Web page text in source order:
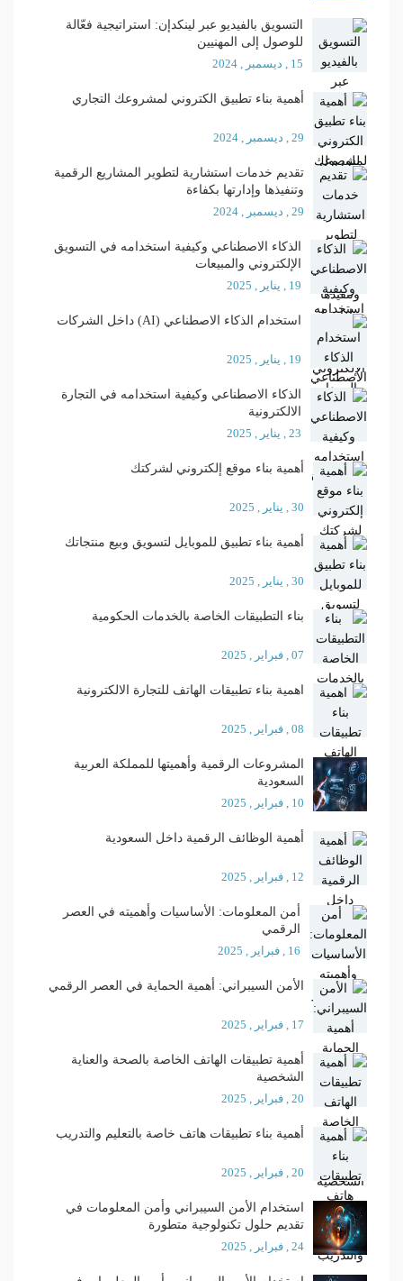
التسويق بالفيديو عبر لينكدإن: استراتيجية فعّالة
للوصول إلى المهنيين
15 , ديسمبر , 2024
أهمية بناء تطبيق الكتروني لمشروعك التجاري
29 , ديسمبر , 2024
تقديم خدمات استشارية لتطوير المشاريع الرقمية
وتنفيذها وإدارتها بكفاءة
29 , ديسمبر , 2024
الذكاء الاصطناعي وكيفية استخدامه في التسويق
الإلكتروني والمبيعات
19 , يناير , 2025
استخدام الذكاء الاصطناعي (AI) داخل الشركات
19 , يناير , 2025
الذكاء الاصطناعي وكيفية استخدامه في التجارة
الالكترونية
23 , يناير , 2025
أهمية بناء موقع إلكتروني لشركتك
30 , يناير , 2025
أهمية بناء تطبيق للموبايل لتسويق وبيع منتجاتك
30 , يناير , 2025
بناء التطبيقات الخاصة بالخدمات الحكومية
07 , فبراير , 2025
اهمية بناء تطبيقات الهاتف للتجارة الالكترونية
08 , فبراير , 2025
المشروعات الرقمية وأهميتها للمملكة العربية
السعودية
10 , فبراير , 2025
أهمية الوظائف الرقمية داخل السعودية
12 , فبراير , 2025
أمن المعلومات: الأساسيات وأهميته في العصر
الرقمي
16 , فبراير , 2025
الأمن السيبراني: أهمية الحماية في العصر الرقمي
17 , فبراير , 2025
أهمية تطبيقات الهاتف الخاصة بالصحة والعناية
الشخصية
20 , فبراير , 2025
أهمية بناء تطبيقات هاتف خاصة بالتعليم والتدريب
20 , فبراير , 2025
استخدام الأمن السيبراني وأمن المعلومات في
تقديم حلول تكنولوجية متطورة
24 , فبراير , 2025